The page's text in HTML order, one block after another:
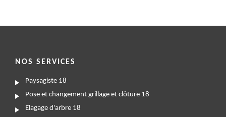
NOS SERVICES
Paysagiste 18
Pose et changement grillage et clôture 18
Elagage d'arbre 18